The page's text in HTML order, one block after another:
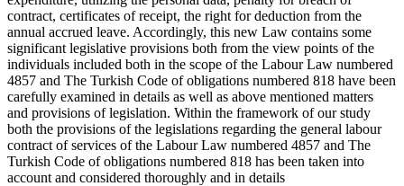
contract, certificates of receipt, the right for deduction from the
annual accrued leave. Accordingly, this new Law contains some
significant legislative provisions both from the view points of the
individuals included both in the scope of the Labour Law numbered
4857 and The Turkish Code of obligations numbered 818 have been
carefully examined in details as well as above mentioned matters
and provisions of legislation. Within the framework of our study
both the provisions of the legislations regarding the general labour
contract of services of the Labour Law numbered 4857 and The
Turkish Code of obligations numbered 818 has been taken into
account and considered thoroughly and in details